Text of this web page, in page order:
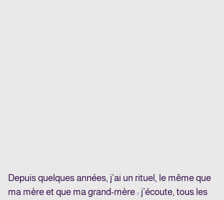
Depuis quelques années, j’ai un rituel, le même que
ma mère et que ma grand-mère : j’écoute, tous les